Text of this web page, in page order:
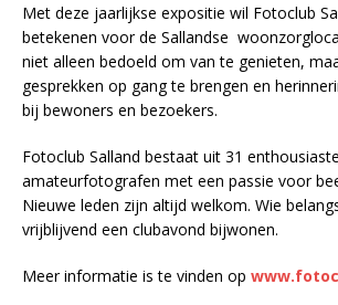
Met deze jaarlijkse expositie wil Fotoclub
betekenen voor de Sallandse
niet alleen bedoeld om van te genieten,
gesprekken op gang te brengen en
bij bewoners en bezoekers.
Fotoclub Salland bestaat uit 31 enthousiaste
amateurfotografen met een passie voor
Nieuwe leden zijn altijd welkom. Wie
vrijblijvend een clubavond bijwonen.
Meer informatie is te vinden op